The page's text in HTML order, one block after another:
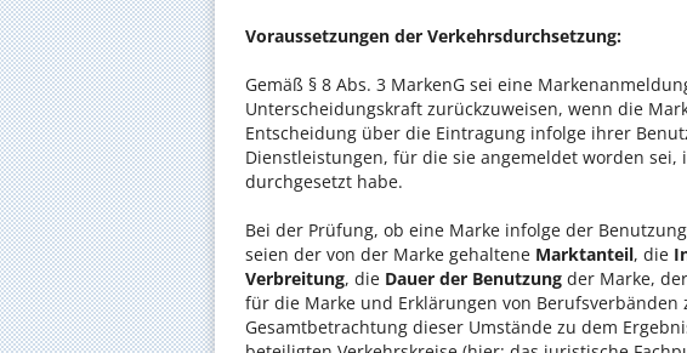
Voraussetzungen der Verkehrsdurchsetzung:
Gemäß § 8 Abs. 3 MarkenG sei eine
Unterscheidungskraft zurückzuweisen, wenn die
Entscheidung über die Eintragung infolge ihrer
Dienstleistungen, für die sie angemeldet worden
durchgesetzt habe.
Bei der Prüfung, ob eine Marke infolge der
seien der von der Marke gehaltene Marktanteil, die
Verbreitung, die Dauer der Benutzung der Marke, der
für die Marke und Erklärungen von Berufsverbänden
Gesamtbetrachtung dieser Umstände zu dem